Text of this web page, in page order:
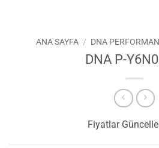
ANA SAYFA / DNA
DNA P-
Fiyatlar